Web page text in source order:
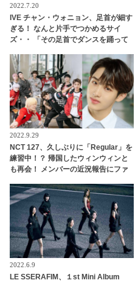
2022.7.20
IVE チャン・ウォニョン、足首が細す
ぎる！ なんと片手でつかめるサイ
ズ・・ 「その足首でダンスを踊って
2022.9.29
NCT 127、久しぶりに「Regular」を
練習中！？ 帰国したウィンウィンと
も再会！ メンバーの近況報告にファ
2022.6.9
LE SSERAFIM、１st Mini Album